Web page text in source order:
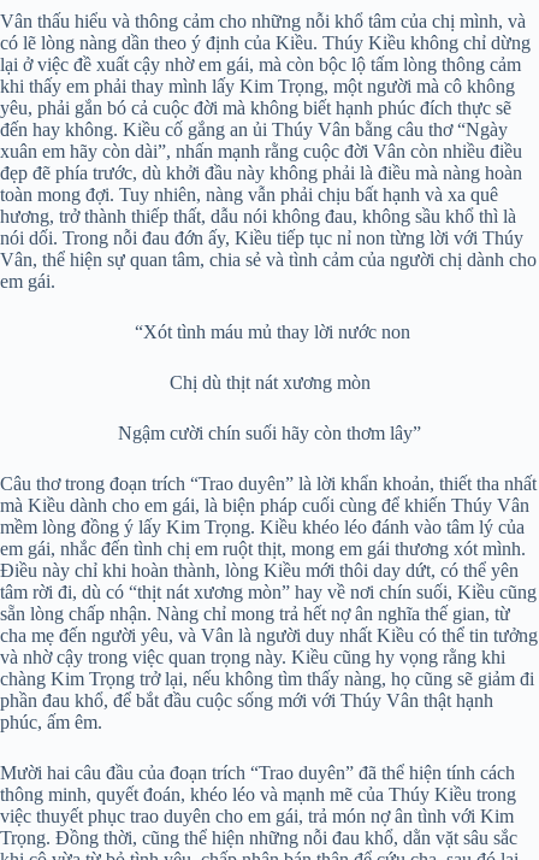
Vân thấu hiểu và thông cảm cho những nỗi khổ tâm của chị mình, và
có lẽ lòng nàng dần theo ý định của Kiều. Thúy Kiều không chỉ dừng
lại ở việc đề xuất cậy nhờ em gái, mà còn bộc lộ tấm lòng thông cảm
khi thấy em phải thay mình lấy Kim Trọng, một người mà cô không
yêu, phải gắn bó cả cuộc đời mà không biết hạnh phúc đích thực sẽ
đến hay không. Kiều cố gắng an ủi Thúy Vân bằng câu thơ “Ngày
xuân em hãy còn dài”, nhấn mạnh rằng cuộc đời Vân còn nhiều điều
đẹp đẽ phía trước, dù khởi đầu này không phải là điều mà nàng hoàn
toàn mong đợi. Tuy nhiên, nàng vẫn phải chịu bất hạnh và xa quê
hương, trở thành thiếp thất, dẫu nói không đau, không sầu khổ thì là
nói dối. Trong nỗi đau đớn ấy, Kiều tiếp tục nỉ non từng lời với Thúy
Vân, thể hiện sự quan tâm, chia sẻ và tình cảm của người chị dành cho
em gái.
“Xót tình máu mủ thay lời nước non
Chị dù thịt nát xương mòn
Ngậm cười chín suối hãy còn thơm lây”
Câu thơ trong đoạn trích “Trao duyên” là lời khẩn khoản, thiết tha nhất
mà Kiều dành cho em gái, là biện pháp cuối cùng để khiến Thúy Vân
mềm lòng đồng ý lấy Kim Trọng. Kiều khéo léo đánh vào tâm lý của
em gái, nhắc đến tình chị em ruột thịt, mong em gái thương xót mình.
Điều này chỉ khi hoàn thành, lòng Kiều mới thôi day dứt, có thể yên
tâm rời đi, dù có “thịt nát xương mòn” hay về nơi chín suối, Kiều cũng
sẵn lòng chấp nhận. Nàng chỉ mong trả hết nợ ân nghĩa thế gian, từ
cha mẹ đến người yêu, và Vân là người duy nhất Kiều có thể tin tưởng
và nhờ cậy trong việc quan trọng này. Kiều cũng hy vọng rằng khi
chàng Kim Trọng trở lại, nếu không tìm thấy nàng, họ cũng sẽ giảm đi
phần đau khổ, để bắt đầu cuộc sống mới với Thúy Vân thật hạnh
phúc, ấm êm.
Mười hai câu đầu của đoạn trích “Trao duyên” đã thể hiện tính cách
thông minh, quyết đoán, khéo léo và mạnh mẽ của Thúy Kiều trong
việc thuyết phục trao duyên cho em gái, trả món nợ ân tình với Kim
Trọng. Đồng thời, cũng thể hiện những nỗi đau khổ, dằn vặt sâu sắc